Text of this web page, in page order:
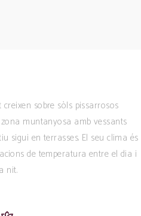
sobre sòls pissarrosos
muntanyosa amb vessants
sigui en terrasses. El seu clima és
de temperatura entre el dia i
nit.